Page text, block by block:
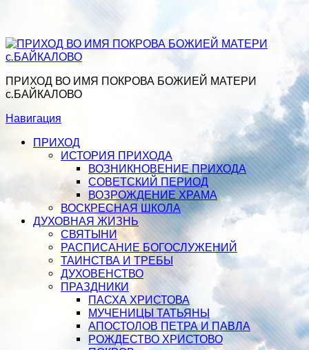
ПРИХОД ВО ИМЯ ПОКРОВА БОЖИЕЙ МАТЕРИ
с.БАЙКАЛОВО
Навигация
ПРИХОД
ИСТОРИЯ ПРИХОДА
ВОЗНИКНОВЕНИЕ ПРИХОДА
СОВЕТСКИЙ ПЕРИОД
ВОЗРОЖДЕНИЕ ХРАМА
ВОСКРЕСНАЯ ШКОЛА
ДУХОВНАЯ ЖИЗНЬ
СВЯТЫНИ
РАСПИСАНИЕ БОГОСЛУЖЕНИЙ
ТАИНСТВА И ТРЕБЫ
ДУХОВЕНСТВО
ПРАЗДНИКИ
ПАСХА ХРИСТОВА
МУЧЕНИЦЫ ТАТЬЯНЫ
АПОСТОЛОВ ПЕТРА И ПАВЛА
РОЖДЕСТВО ХРИСТОВО